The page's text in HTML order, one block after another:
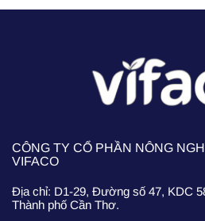
CÔNG TY CỔ PHẦN NÔNG
VIFACO
Địa chỉ: D1-29, Đường số 47, KDC
Thành phố Cần Thơ.